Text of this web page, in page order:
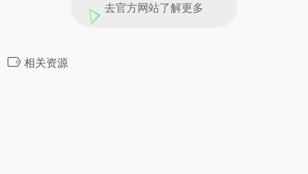
去官方网站了解更多
相关资源